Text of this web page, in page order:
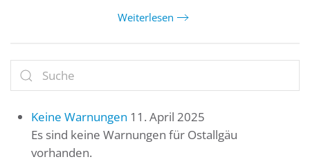
Weiterlesen
Keine Warnungen 11. April 2025
Es sind keine Warnungen für Ostallgäu
vorhanden.